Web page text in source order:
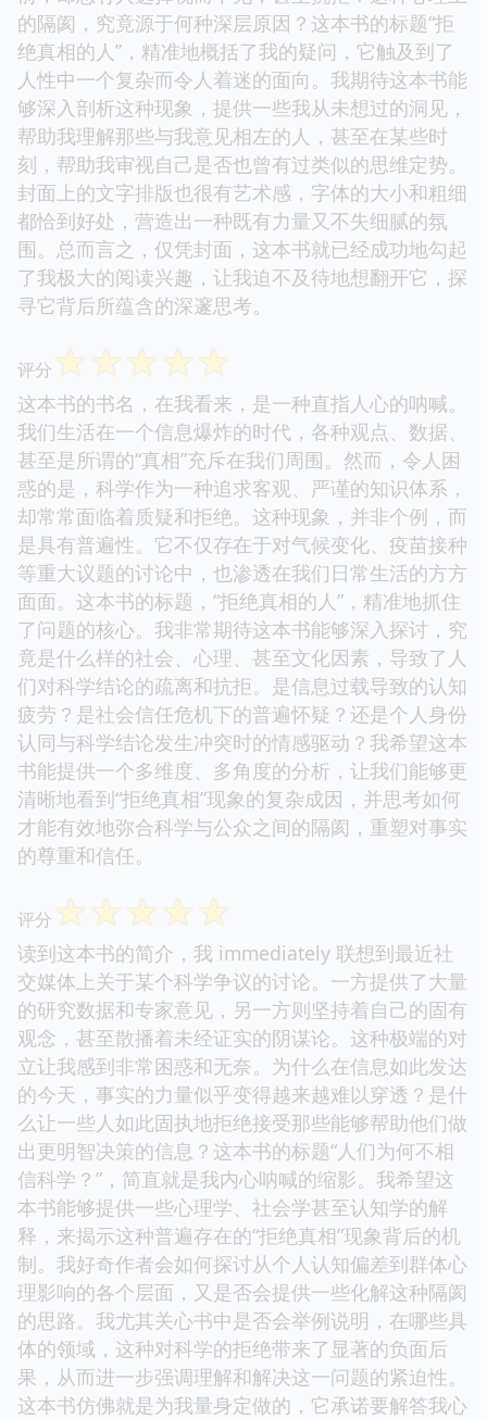
的隔阂，究竟源于何种深层原因？这本书的标题“拒
绝真相的人”，精准地概括了我的疑问，它触及到了
人性中一个复杂而令人着迷的面向。我期待这本书能
够深入剖析这种现象，提供一些我从未想过的洞见，
帮助我理解那些与我意见相左的人，甚至在某些时
刻，帮助我审视自己是否也曾有过类似的思维定势。
封面上的文字排版也很有艺术感，字体的大小和粗细
都恰到好处，营造出一种既有力量又不失细腻的氛
围。总而言之，仅凭封面，这本书就已经成功地勾起
了我极大的阅读兴趣，让我迫不及待地想翻开它，探
寻它背后所蕴含的深邃思考。
评分 ☆☆☆☆☆
这本书的书名，在我看来，是一种直指人心的呐喊。
我们生活在一个信息爆炸的时代，各种观点、数据、
甚至是所谓的“真相”充斥在我们周围。然而，令人困
惑的是，科学作为一种追求客观、严谨的知识体系，
却常常面临着质疑和拒绝。这种现象，并非个例，而
是具有普遍性。它不仅存在于对气候变化、疫苗接种
等重大议题的讨论中，也渗透在我们日常生活的方方
面面。这本书的标题，“拒绝真相的人”，精准地抓住
了问题的核心。我非常期待这本书能够深入探讨，究
竟是什么样的社会、心理、甚至文化因素，导致了人
们对科学结论的疏离和抗拒。是信息过载导致的认知
疲劳？是社会信任危机下的普遍怀疑？还是个人身份
认同与科学结论发生冲突时的情感驱动？我希望这本
书能提供一个多维度、多角度的分析，让我们能够更
清晰地看到“拒绝真相”现象的复杂成因，并思考如何
才能有效地弥合科学与公众之间的隔阂，重塑对事实
的尊重和信任。
评分 ☆☆☆☆☆
读到这本书的简介，我 immediately 联想到最近社
交媒体上关于某个科学争议的讨论。一方提供了大量
的研究数据和专家意见，另一方则坚持着自己的固有
观念，甚至散播着未经证实的阴谋论。这种极端的对
立让我感到非常困惑和无奈。为什么在信息如此发达
的今天，事实的力量似乎变得越来越难以穿透？是什
么让一些人如此固执地拒绝接受那些能够帮助他们做
出更明智决策的信息？这本书的标题“人们为何不相
信科学？”，简直就是我内心呐喊的缩影。我希望这
本书能够提供一些心理学、社会学甚至认知学的解
释，来揭示这种普遍存在的“拒绝真相”现象背后的机
制。我好奇作者会如何探讨从个人认知偏差到群体心
理影响的各个层面，又是否会提供一些化解这种隔阂
的思路。我尤其关心书中是否会举例说明，在哪些具
体的领域，这种对科学的拒绝带来了显著的负面后
果，从而进一步强调理解和解决这一问题的紧迫性。
这本书仿佛就是为我量身定做的，它承诺要解答我心